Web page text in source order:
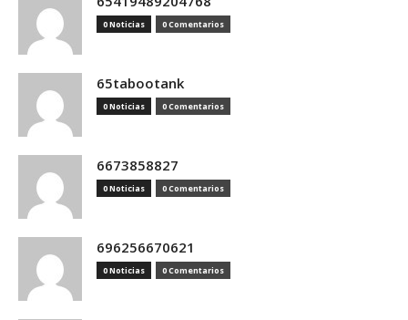
0 Noticias 0 Comentarios
65tabootank
0 Noticias 0 Comentarios
6673858827
0 Noticias 0 Comentarios
696256670621
0 Noticias 0 Comentarios